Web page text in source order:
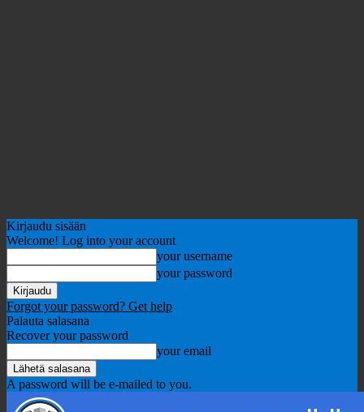
Kirjaudu sisään
Welcome! Log into your account
your username
your password
Forgot your password? Get help
Palauta salasana
Recover your password
your email
A password will be e-mailed to you.